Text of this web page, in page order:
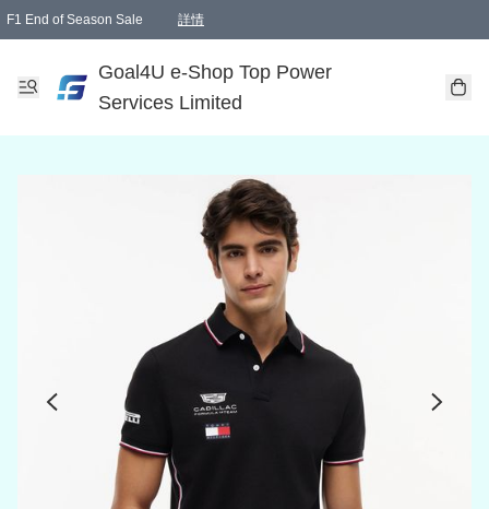
F1 End of Season Sale 詳情
Goal4U e-Shop Top Power
Services Limited